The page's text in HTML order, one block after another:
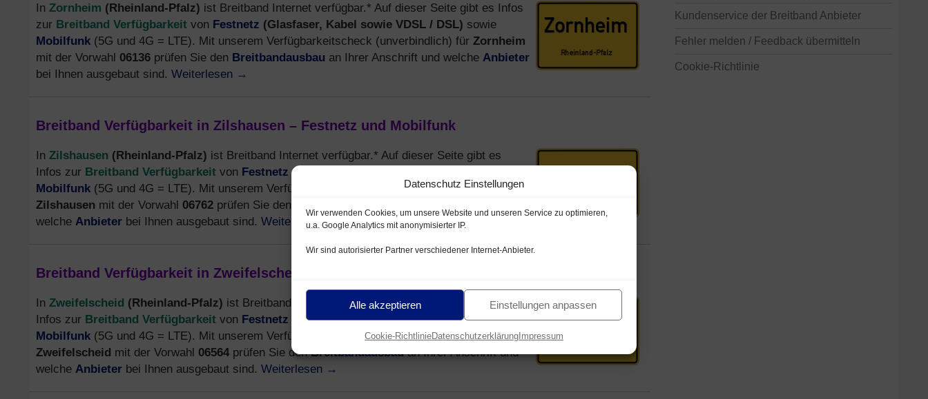
Datenschutz Einstellungen
Wir verwenden Cookies, um unsere Website und unseren Service zu optimieren,
u.a. Google Analytics mit anonymisierter IP.
Wir sind autorisierter Partner verschiedener Internet-Anbieter.
Alle akzeptieren Einstellungen anpassen
Cookie-RichtlinieDatenschutzerklärung Impressum
In Zornheim (Rheinland-Pfalz) ist Breitband Internet verfügbar.* Auf dieser Seite gibt es Infos
zur Breitband Verfügbarkeit von Festnetz (Glasfaser, Kabel sowie VDSL / DSL) sowie
Mobilfunk (5G und 4G = LTE). Mit unserem Verfügbarkeitscheck (unverbindlich) für Zornheim
mit der Vorwahl 06136 prüfen Sie den Breitbandausbau an Ihrer Anschrift und welche Anbieter
bei Ihnen ausgebaut sind. Weiterlesen →
Breitband Verfügbarkeit in Zilshausen – Festnetz und Mobilfunk
In Zilshausen (Rheinland-Pfalz) ist Breitband Internet verfügbar.* Auf dieser Seite gibt es
Infos zur Breitband Verfügbarkeit von Festnetz (Glasfaser, Kabel sowie VDSL / DSL)
Mobilfunk (5G und 4G = LTE). Mit unserem Verfügbarkeitscheck (unverbindlich) für
Zilshausen mit der Vorwahl 06762 prüfen Sie den
welche Anbieter bei Ihnen ausgebaut sind. Weiterlesen→
Breitband Verfügbarkeit in Zweifelscheid – Festnetz und Mobilfunk
In Zweifelscheid (Rheinland-Pfalz) ist Breitband Internet verfügbar.* Auf dieser Seite gibt es
Infos zur Breitband Verfügbarkeit von Festnetz (Glasfaser, Kabel sowie VDSL / DSL)sowie
Mobilfunk (5G und 4G = LTE). Mit unserem Verfügbarkeitscheck (unverbindlich) für
Zweifelscheid mit der Vorwahl 06564 prüfen Sie denBreitbandausbauan Ihrer Anschrift und
welche Anbieter bei Ihnen ausgebaut sind. Weiterlesen →
Kundenservice der Breitband Anbieter
Fehler melden / Feedback übermitteln
Cookie-Richtlinie